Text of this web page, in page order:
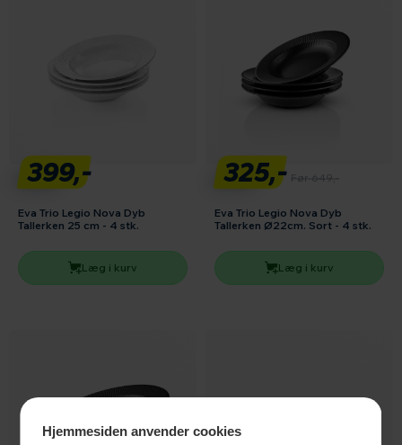
Hjemmesiden anvender cookies
399,-
Eva Trio Legio Nova Dyb
Tallerken 25 cm - 4 stk.
Læg i kurv
325,- Før 649,-
Eva Trio Legio Nova Dyb
Tallerken Ø22cm. Sort - 4 stk.
Læg i kurv